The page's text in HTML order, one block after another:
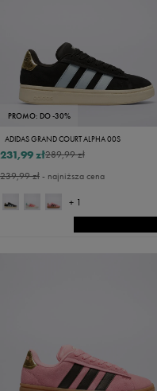
PROMO: DO -30%
ADIDAS GRAND COURT ALPHA 00S
289,99 zł
231,99 zł
239,99 zł- najniższa cena
+ 1